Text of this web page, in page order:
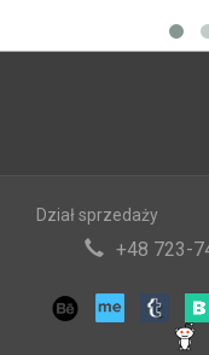
Dział sprzedaży
+48 723-